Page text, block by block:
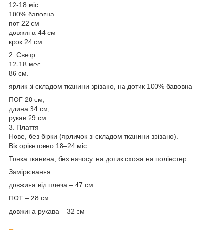
12-18 міс
100% бавовна
пот 22 см
довжина 44 см
крок 24 см
2. Светр
12-18 мес
86 см.
ярлик зі складом тканини зрізано, на дотик 100% бавовна
ПОГ 28 см,
длина 34 см,
рукав 29 см.
3. Плаття
Нове, без бірки (ярличок зі складом тканини зрізано).
Вік орієнтовно 18–24 міс.
Тонка тканина, без начосу, на дотик схожа на поліестер.
Замірювання:
довжина від плеча – 47 см
ПОТ – 28 см
довжина рукава – 32 см